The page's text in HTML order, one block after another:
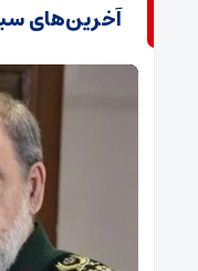
آخرین‌های